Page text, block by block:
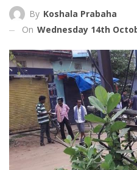
By Koshala Prabaha
On Wednesday 14th